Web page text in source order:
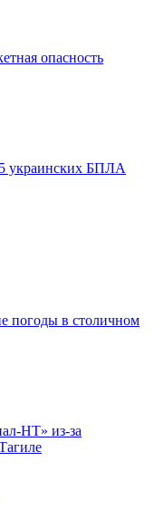
опасность
украинских БПЛА
погоды в столичном
НТ» из-за